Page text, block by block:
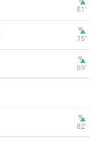
81‎’‎
75‎’‎
59‎’‎
82‎’‎